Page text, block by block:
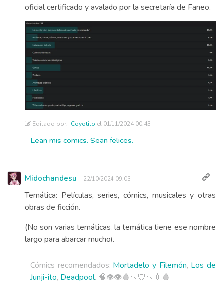
oficial certificado y avalado por la secretaría de Faneo.
Editado por: Coyotito el 01/11/2024 00:43
Lean mis comics. Sean felices.
Midochandesu 22/10/2024 09:03
Temática: Películas, series, cómics, musicales y otras
obras de ficción.
(No son varias temáticas, la temática tiene ese nombre
largo para abarcar mucho).
Cómics recomendados: Mortadelo y Filemón, Los de
Junji-ito, Deadpool. 🧠👁️👁️🩸🔪🦷🔪💉🩸